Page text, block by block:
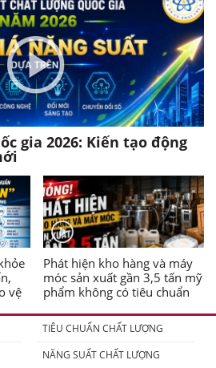
gia 2026: Kiến tạo động
vệ
Phát hiện kho hàng và máy
móc sản xuất gần 3,5 tấn mỹ
phẩm không có tiêu chuẩn
TIÊU CHUẨN CHẤT LƯỢNG
NĂNG SUẤT CHẤT LƯỢNG